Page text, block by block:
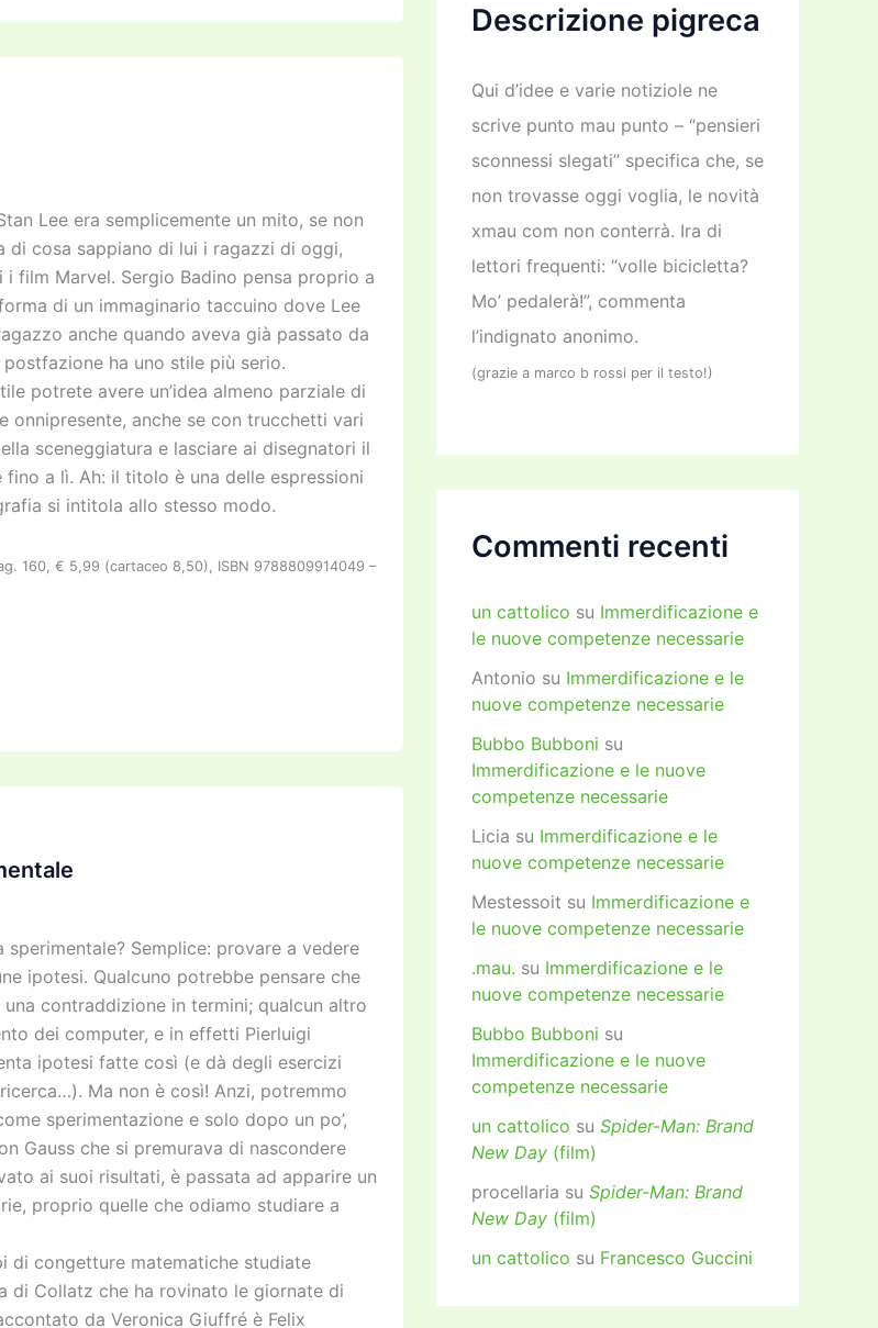
Lee era semplicemente un mito, se non
di cosa sappiano di lui i ragazzi di oggi,
film Marvel. Sergio Badino pensa proprio a
di un immaginario taccuino dove Lee
anche quando aveva già passato da
ha uno stile più serio.
potrete avere un’idea almeno parziale di
onnipresente, anche se con trucchetti vari
sceneggiatura e lasciare ai disegnatori il
a lì. Ah: il titolo è una delle espressioni
si intitola allo stesso modo.
160, € 5,99 (cartaceo 8,50), ISBN 9788809914049 –
Semplice: provare a vedere
ipotesi. Qualcuno potrebbe pensare che
contraddizione in termini; qualcun altro
dei computer, e in effetti Pierluigi
ipotesi fatte così (e dà degli esercizi
Ma non è così! Anzi, potremmo
sperimentazione e solo dopo un po’,
Gauss che si premurava di nascondere
ai suoi risultati, è passata ad apparire un
proprio quelle che odiamo studiare a
di congetture matematiche studiate
di Collatz che ha rovinato le giornate di
da Veronica Giuffré è Felix
Descrizione pigreca
Qui d’idee e varie notiziole ne
scrive punto mau punto – “pensieri
sconnessi slegati” specifica che, se
non trovasse oggi voglia, le novità
xmau com non conterrà. Ira di
lettori frequenti: “volle bicicletta?
Mo’ pedalerà!”, commenta
l’indignato anonimo.
(grazie a marco b rossi per il testo!)
Commenti recenti
un cattolico su Immerdificazione e
le nuove competenze necessarie
Antonio su Immerdificazione e le
nuove competenze necessarie
Bubbo Bubboni su
Immerdificazione e le nuove
competenze necessarie
Licia su Immerdificazione e le
nuove competenze necessarie
Mestessoit su Immerdificazione e
le nuove competenze necessarie
.mau. su Immerdificazione e le
nuove competenze necessarie
Bubbo Bubboni su
Immerdificazione e le nuove
competenze necessarie
un cattolico su Spider-Man: Brand
New Day (film)
procellaria su Spider-Man: Brand
New Day (film)
un cattolico su Francesco Guccini